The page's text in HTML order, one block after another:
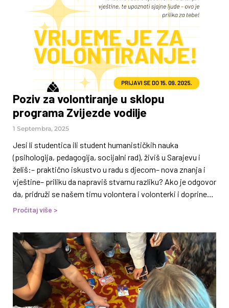
u Federaciji Bosne i Hercegovine, s fokusom na provođenje
njihovog slobodnog vremena. Zajedno sa stručnjacima i
stručnjakinjama koji
Poziv za volontiranje u sklopu
programa Zvijezde vodilje
1 Septembra, 2025
Jesi li studentica ili student humanističkih nauka
(psihologija, pedagogija, socijalni rad), živiš u Sarajevu i
želiš:– praktično iskustvo u radu s djecom– nova znanja i
vještine– priliku da napraviš stvarnu razliku? Ako je odgovor
da, pridruži se našem timu volontera i volonterki i doprinesi
prevenciji ovisnosti i unapređenju zdravlja među mladima!
podršku i edukacije prilagođene tvojim interesima-
praktično iskustvo u radu s djecom i školskim osobljem-
razvoj komunikacijskih, socijalnih i profesionalnih vještina-
certifikat o volontiranju i nova poznanstva Obaveze i
uslovi:Volontiranje u trajanju od 10 sati
Pročitaj više >